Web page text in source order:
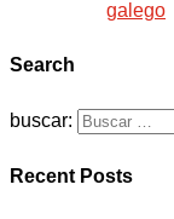
galego
Search
buscar:
Recent Posts